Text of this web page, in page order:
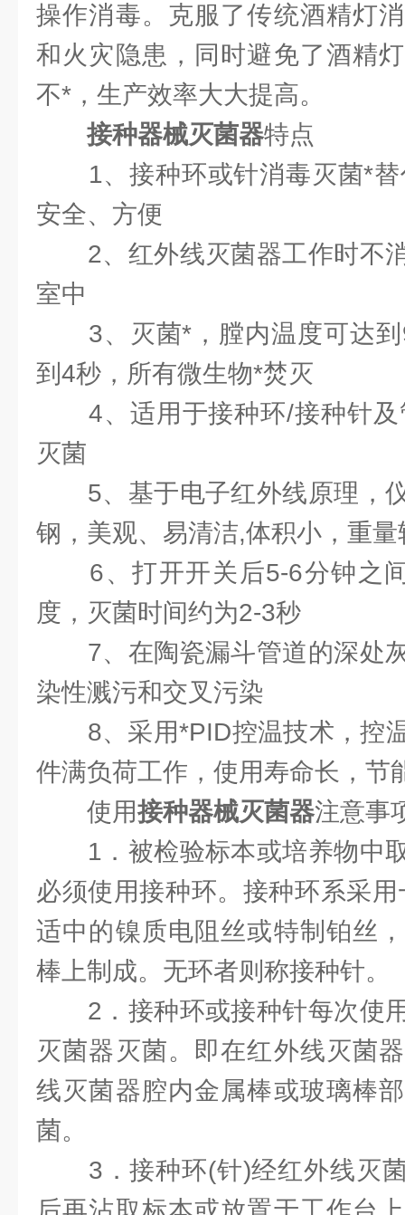
操作消毒。克服了传统酒精灯
和火灾隐患，同时避免了酒精
不*，生产效率大大提高。
接种器械灭菌器特点
1、接种环或针消毒灭菌*替
安全、方便
2、红外线灭菌器工作时不
室中
3、灭菌*，膛内温度可达到
到4秒，所有微生物*焚灭
4、适用于接种环/接种针及
灭菌
5、基于电子红外线原理，
钢，美观、易清洁,体积小，重量
6、打开开关后5-6分钟之间
度，灭菌时间约为2-3秒
7、在陶瓷漏斗管道的深处
染性溅污和交叉污染
8、采用*PID控温技术，控
件满负荷工作，使用寿命长，节
使用接种器械灭菌器注意事
1．被检验标本或培养物中
必须使用接种环。接种环系采
适中的镍质电阻丝或特制铂丝
棒上制成。无环者则称接种针。
2．接种环或接种针每次使
灭菌器灭菌。即在红外线灭菌
线灭菌器腔内金属棒或玻璃棒
菌。
3．接种环(针)经红外线灭菌